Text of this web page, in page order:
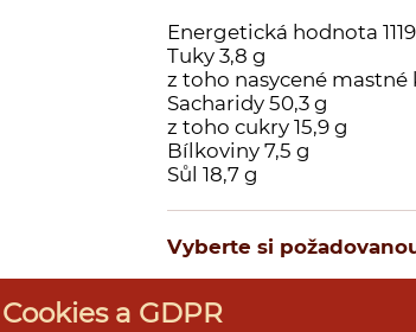
Energetická hodnota
Tuky 3,8 g
z toho nasycené mastné
Sacharidy 50,3 g
z toho cukry 15,9 g
Bílkoviny 7,5 g
Sůl 18,7 g
Vyberte si
Cookies a GDPR